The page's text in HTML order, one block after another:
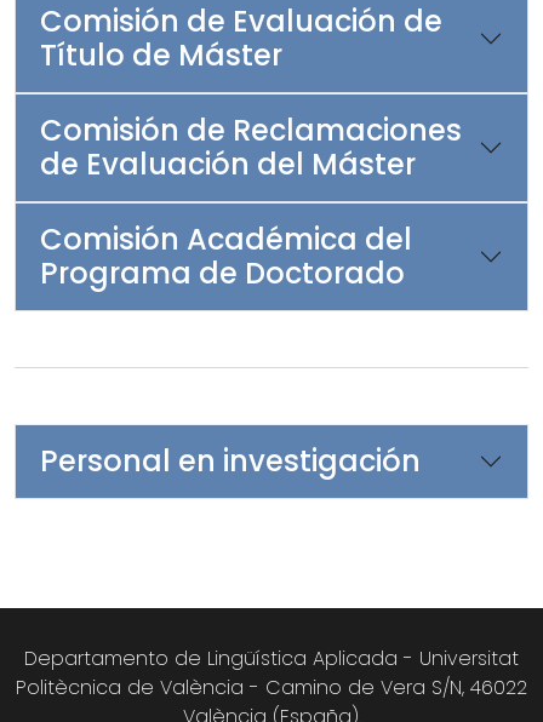
Comisión de Evaluación de
Título de Máster
Comisión de Reclamaciones
de Evaluación del Máster
Comisión Académica del
Programa de Doctorado
Personal en investigación
Departamento de Lingüística Aplicada - Universitat
Politècnica de València - Camino de Vera S/N, 46022